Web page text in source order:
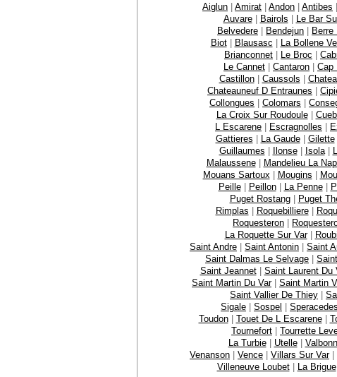
Aiglun | Amirat | Andon | Antibes |
Auvare| Bairols | Le Bar
Belvedere | Bendejun | Berre
Biot| Blausasc | La Bollene
Brianconnet | Le Broc |
Le Cannet | Cantaron | Cap
Castillon| Caussols |
Chateauneuf D Entraunes |
Collongues | Colomars |
La Croix Sur Roudoule|
L Escarene | Escragnolles |
Gattieres | La Gaude| Gilette
Guillaumes | Ilonse| Isola|
Malaussene| Mandelieu La
Mouans Sartoux | Mougins |
Peille| Peillon| La Penne|
Puget Rostang| Puget
Rimplas | Roquebilliere|
Roquesteron |
La Roquette Sur Var|
Saint Andre | Saint Antonin | Saint
Saint Dalmas Le Selvage |
Saint Jeannet| Saint Laurent Du
Saint Martin Du Var| Saint Martin
Saint Vallier De Thiey |
Sigale | Sospel | Speracedes
Toudon| Touet De L Escarene|
Tournefort | Tourrette
La Turbie| Utelle|
Venanson | Vence | Villars Sur Var|
Villeneuve Loubet| La Brigue